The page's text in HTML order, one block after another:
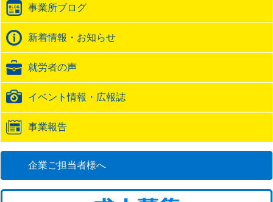
ッ
ク
バ
ッ
URL
事業所ブログ
新着情報・お知らせ
就労者の声
イベント情報・広報誌
事業報告
企業ご担当者様へ